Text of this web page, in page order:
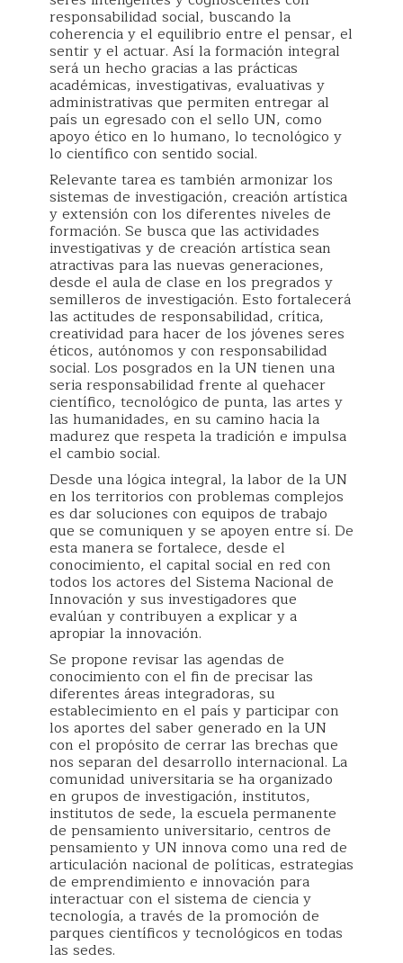
responsabilidad social, buscando la
coherencia y el equilibrio entre el pensar, el
sentir y el actuar. Así la formación integral
será un hecho gracias a las prácticas
académicas, investigativas, evaluativas y
administrativas que permiten entregar al
país un egresado con el sello UN, como
apoyo ético en lo humano, lo tecnológico y
lo científico con sentido social.
Relevante tarea es también armonizar los
sistemas de investigación, creación artística
y extensión con los diferentes niveles de
formación. Se busca que las actividades
investigativas y de creación artística sean
atractivas para las nuevas generaciones,
desde el aula de clase en los pregrados y
semilleros de investigación. Esto fortalecerá
las actitudes de responsabilidad, crítica,
creatividad para hacer de los jóvenes seres
éticos, autónomos y con responsabilidad
social. Los posgrados en la UN tienen una
seria responsabilidad frente al quehacer
científico, tecnológico de punta, las artes y
las humanidades, en su camino hacia la
madurez que respeta la tradición e impulsa
el cambio social.
Desde una lógica integral, la labor de la UN
en los territorios con problemas complejos
es dar soluciones con equipos de trabajo
que se comuniquen y se apoyen entre sí. De
esta manera se fortalece, desde el
conocimiento, el capital social en red con
todos los actores del Sistema Nacional de
Innovación y sus investigadores que
evalúan y contribuyen a explicar y a
apropiar la innovación.
Se propone revisar las agendas de
conocimiento con el fin de precisar las
diferentes áreas integradoras, su
establecimiento en el país y participar con
los aportes del saber generado en la UN
con el propósito de cerrar las brechas que
nos separan del desarrollo internacional. La
comunidad universitaria se ha organizado
en grupos de investigación, institutos,
institutos de sede, la escuela permanente
de pensamiento universitario, centros de
pensamiento y UN innova como una red de
articulación nacional de políticas, estrategias
de emprendimiento e innovación para
interactuar con el sistema de ciencia y
tecnología, a través de la promoción de
parques científicos y tecnológicos en todas
las sedes.